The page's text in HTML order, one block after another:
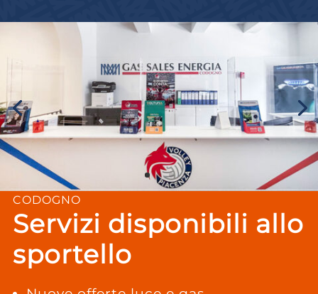
CODOGNO
Servizi disponibili allo
sportello